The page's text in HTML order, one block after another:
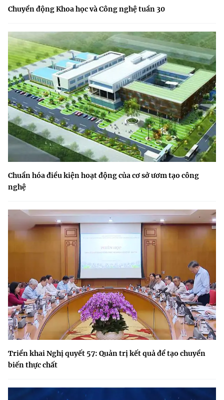
Chuyển động Khoa học và Công nghệ tuần 30
Chuẩn hóa điều kiện hoạt động của cơ sở ươm tạo công
nghệ
Triển khai Nghị quyết 57: Quản trị kết quả để tạo chuyển
biến thực chất